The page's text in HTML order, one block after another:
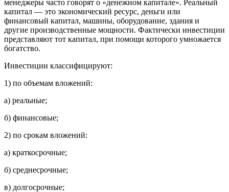
менеджеры часто говорят о «денежном капитале». Реальный
капитал — это экономический ресурс, деньги или
финансовый капитал, машины, оборудование, здания и
другие производственные мощности. Фактически инвестиции
представляют тот капитал, при помощи которого умножается
богатство.
Инвестиции классифицируют:
1) по объемам вложений:
а) реальные;
б) финансовые;
2) по срокам вложений:
а) краткосрочные;
б) среднесрочные;
в) долгосрочные;